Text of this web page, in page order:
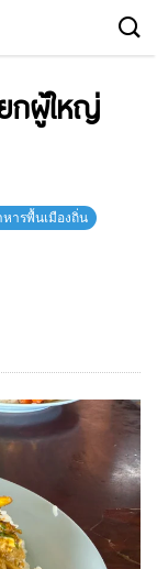
กผู้ใหญ่
หารพื้นเมืองถิ่น